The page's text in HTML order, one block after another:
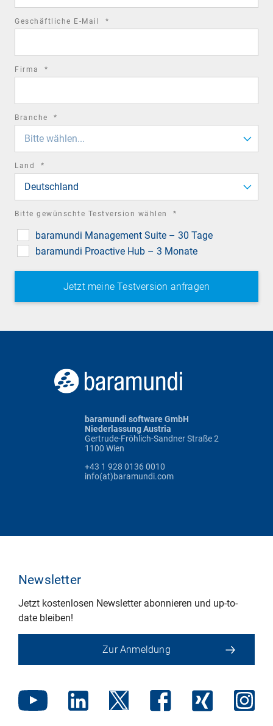
Geschäftliche E-Mail *
Firma *
Branche *
Bitte wählen...
Land *
Deutschland
Bitte gewünschte Testversion wählen *
baramundi Management Suite – 30 Tage
baramundi Proactive Hub – 3 Monate
baramundi software GmbH
Niederlassung Austria
Gertrude-Fröhlich-Sandner Straße 2
1100 Wien
+43 1 928 0136 0010
info(at)baramundi.com
Newsletter
Jetzt kostenlosen Newsletter abonnieren und up-to-
date bleiben!
Zur Anmeldung